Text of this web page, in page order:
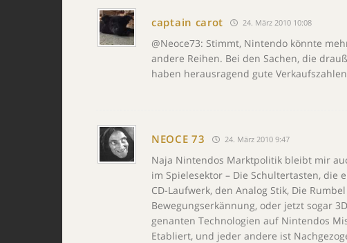
captain carot 24. März 2010 10:08
@Neoce73: Stimmt, Nintendo könnte
andere Reihen. Bei den Sachen, die
haben herausragend gute
NEOCE 73 24. März 2010 9:47
Naja Nintendos Marktpolitik bleibt mir
im Spielesektor – Die Schultertasten, die
CD-Laufwerk, den Analog Stik, Die
Bewegungserkännung, oder jetzt sogar
genanten Technologien auf Nintendos
Etabliert, und jeder andere ist